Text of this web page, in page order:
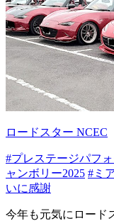
ロードスター NCEC
#プレステージパフ
ャンボリー2025 #ミ
いに感謝
今年も元気にロード